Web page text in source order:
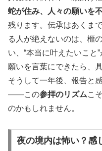
蛇が住み、人々の願いを
残ります。伝承はあくま
る人が絶えないのは、榧
い、“本当に叶えたいこと
願いを言葉にできたら、
そうして一年後、報告と
――この参拝のリズムこ
のかもしれません。
夜の境内は怖い？感